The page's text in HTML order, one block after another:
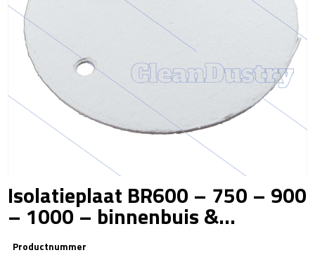
Isolatieplaat BR600 – 750 – 900
– 1000 – binnenbuis &...
Productnummer